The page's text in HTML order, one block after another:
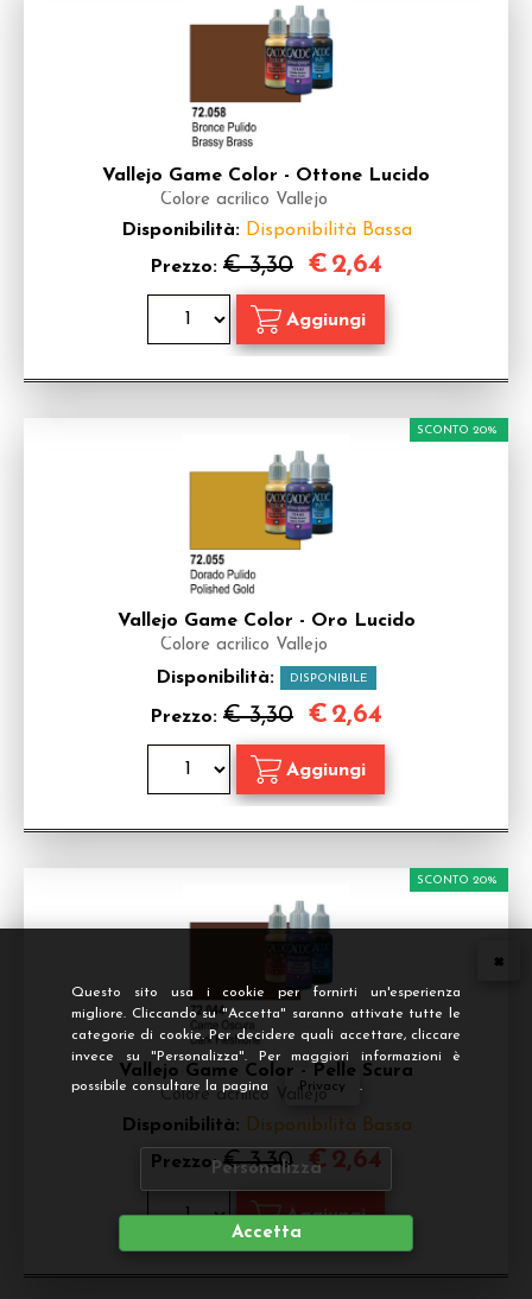
Questo sito usa i cookie per fornirti un'esperienza
migliore. Cliccando su "Accetta" saranno attivate tutte le
categorie di cookie. Per decidere quali accettare, cliccare
invece su "Personalizza". Per maggiori informazioni è
possibile consultare la pagina Privacy .
Personalizza
Accetta
Vallejo Game Color - Ottone Lucido
Colore acrilico Vallejo
Disponibilità: Disponibilità Bassa
Prezzo: € 3,30 € 2,64
Vallejo Game Color - Oro Lucido
Colore acrilico Vallejo
Disponibilità: DISPONIBILE
Prezzo: € 3,30
SCONTO 20%
€ 2,64
Vallejo Game Color - Pelle Scura
Colore acrilico Vallejo
Disponibilità: Disponibilità Bassa
Prezzo:€ 3,30
SCONTO 20%
€ 2,64